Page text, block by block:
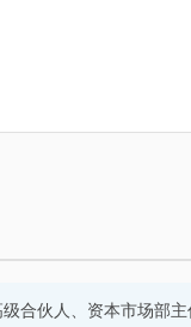
合伙人、资本市场部